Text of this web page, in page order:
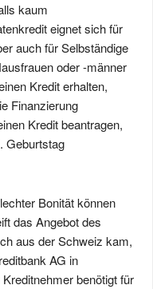
kaum
eignet sich für
auch für Selbständige
oder -männer
Kredit erhalten,
Finanzierung
Kredit beantragen,
Geburtstag
Bonität können
das Angebot des
aus der Schweiz kam,
AG in
benötigt für